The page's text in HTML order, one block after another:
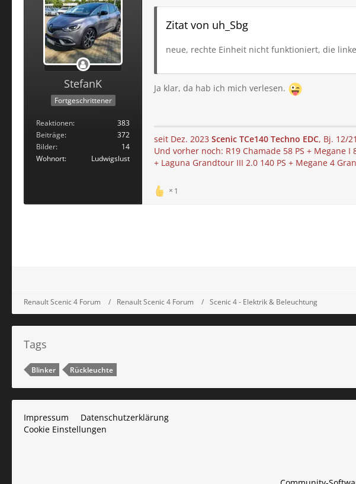
StefanK
Fortgeschrittener
Reaktionen
383
Beiträge
372
Bilder
14
Wohnort
Ludwigslust
Zitat von uh_Sbg
neue, rechte Einheit nicht funktioniert, die
Ja klar, da hab ich mich verlesen.
seit Dez. 2023 Scenic TCe140 Techno EDC, Bj. 12/
Und vorher noch: R19 Chamade 58 PS + Megane I
+ Laguna Grandtour III 2.0 140 PS + Megane 4
1
Renault Scenic 4 Forum Renault Scenic 4 Forum Scenic 4 - Elektrik & Beleuchtung
Tags
Blinker Rückleuchte
Impressum
Datenschutzerklärung
Cookie Einstellungen